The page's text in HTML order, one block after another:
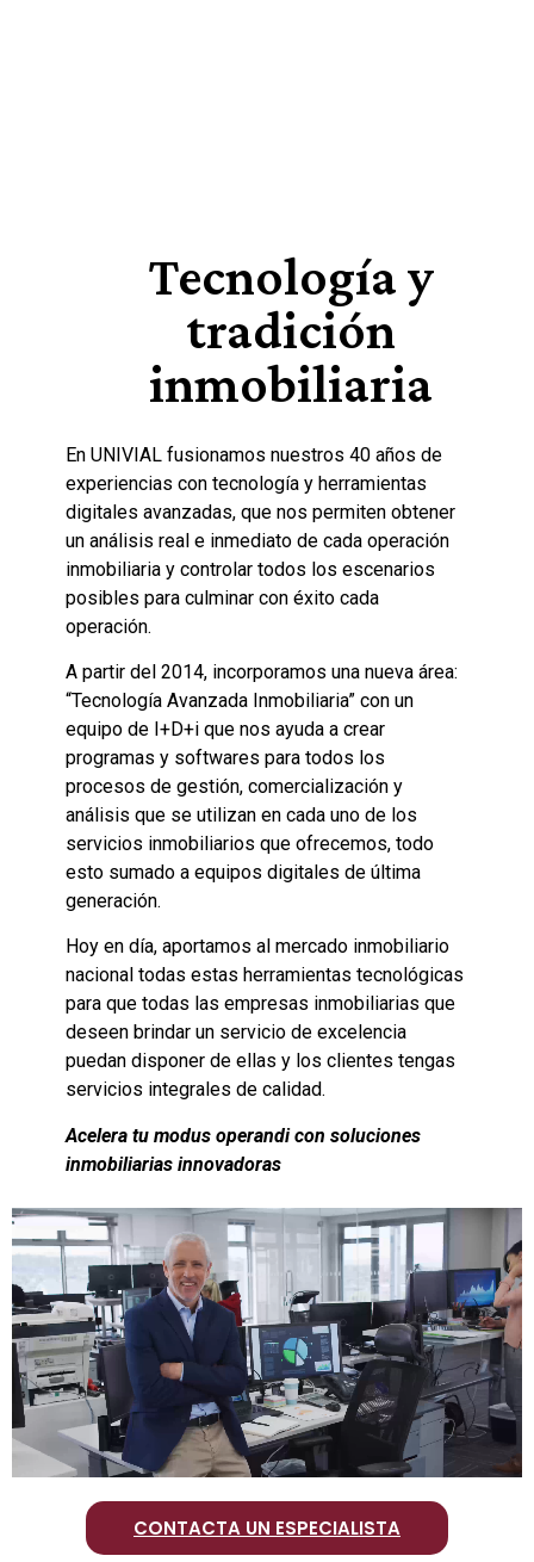
Tecnología y
tradición
inmobiliaria
En UNIVIAL fusionamos nuestros 40 años de
experiencias con tecnología y herramientas
digitales avanzadas, que nos permiten obtener
un análisis real e inmediato de cada operación
inmobiliaria y controlar todos los escenarios
posibles para culminar con éxito cada
operación.
A partir del 2014, incorporamos una nueva área:
“Tecnología Avanzada Inmobiliaria” con un
equipo de I+D+i que nos ayuda a crear
programas y softwares para todos los
procesos de gestión, comercialización y
análisis que se utilizan en cada uno de los
servicios inmobiliarios que ofrecemos, todo
esto sumado a equipos digitales de última
generación.
Hoy en día, aportamos al mercado inmobiliario
nacional todas estas herramientas tecnológicas
para que todas las empresas inmobiliarias que
deseen brindar un servicio de excelencia
puedan disponer de ellas y los clientes tengas
servicios integrales de calidad.
Acelera tu modus operandi con soluciones
inmobiliarias innovadoras
CONTACTA UN ESPECIALISTA